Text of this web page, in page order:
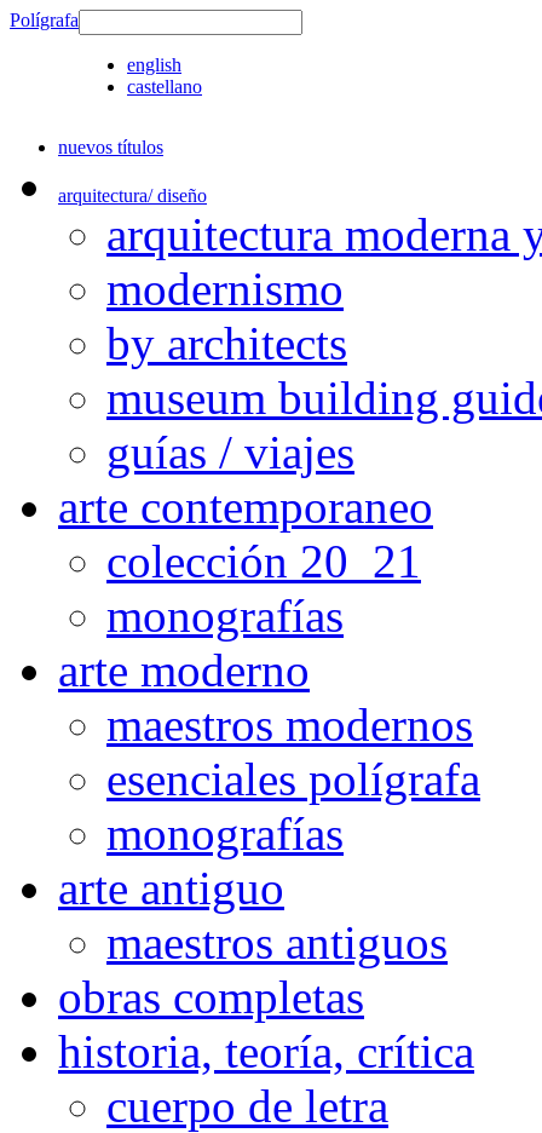
Polígrafa
english
castellano
nuevos títulos
arquitectura/ diseño
arquitectura moderna
modernismo
by architects
museum building
guías / viajes
arte contemporaneo
colección 20_21
monografías
arte moderno
maestros modernos
esenciales polígrafa
monografías
arte antiguo
maestros antiguos
obras completas
historia, teoría, crítica
cuerpo de letra